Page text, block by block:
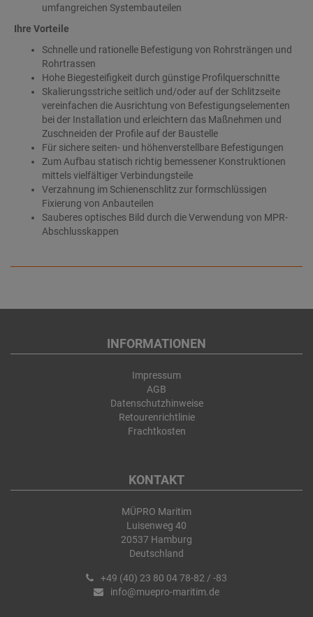
umfangreichen Systembauteilen
Ihre Vorteile
Schnelle und rationelle Befestigung von Rohrsträngen und
Rohrtrassen
Hohe Biegesteifigkeit durch günstige Profilquerschnitte
Skalierungsstriche seitlich und/oder auf der Schlitzseite
vereinfachen die Ausrichtung von Befestigungselementen
bei der Installation und erleichtern das Maßnehmen und
Zuschneiden der Profile auf der Baustelle
Für sichere seiten- und höhenverstellbare Befestigungen
Zum Aufbau statisch richtig bemessener Konstruktionen
mittels vielfältiger Verbindungsteile
Verzahnung im Schienenschlitz zur formschlüssigen
Fixierung von Anbauteilen
Sauberes optisches Bild durch die Verwendung von MPR-
Abschlusskappen
INFORMATIONEN
Impressum
AGB
Datenschutzhinweise
Retourenrichtlinie
Frachtkosten
KONTAKT
MÜPRO Maritim
Luisenweg 40
20537 Hamburg
Deutschland
+49 (40) 23 80 04 78-82 / -83
info@muepro-maritim.de